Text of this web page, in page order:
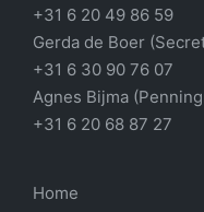
+31 6 20 49 86 59
Gerda de Boer
+31 6 30 90 76 07
Agnes Bijma
+31 6 20 68 87 27
Home